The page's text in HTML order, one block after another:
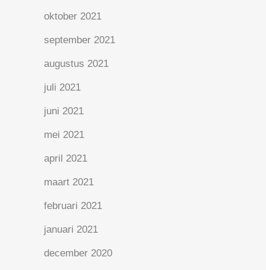
oktober 2021
september 2021
augustus 2021
juli 2021
juni 2021
mei 2021
april 2021
maart 2021
februari 2021
januari 2021
december 2020